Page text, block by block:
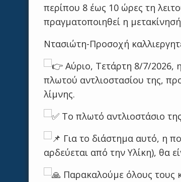
περίπου 8 έως 10 ώρες τη
πραγματοποιηθεί η
Ντασιώτη-Προσοχή
Αύριο, Τετάρτη 8/7/2026,
πλωτού αντλιοστασίου της,
λίμνης.
Το πλωτό αντλιοστάσιο
Για το διάστημα αυτό, η
αρδεύεται από την Υλίκη), θα
Παρακαλούμε όλους τους